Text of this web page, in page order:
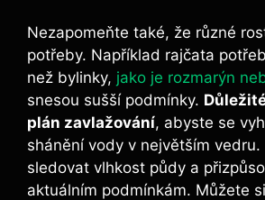
Nezapomeňte také, že různé
potřeby. Například rajčata
než bylinky, jako je rozmarýn
snesou sušší podmínky.
plán zavlažování, abyste se
shánění vody v největším vedru.
sledovat vlhkost půdy a
aktuálním podmínkám. Můžete